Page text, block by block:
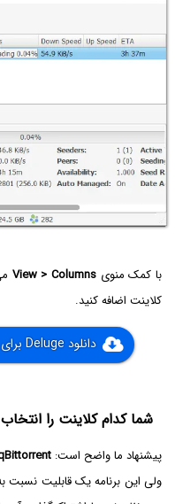
با کمک منوی View > Columns
کلاینت اضافه کنید.
دانلود Deluge برای ویندوز | مک | لینوکس | یونیکس
شما کدام کلاینت را
پیشنهاد ما واضح است:
ولی این برنامه یک قابلیت نسبت به